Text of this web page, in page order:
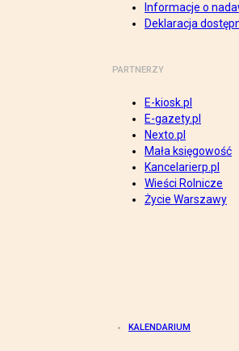
Informacje o
Deklaracja
PARTNERZY
E-kiosk.pl
E-gazety.pl
Nexto.pl
Mała księgowość
Kancelarierp.pl
Wieści Rolnicze
Życie Warszawy
KALENDARIUM